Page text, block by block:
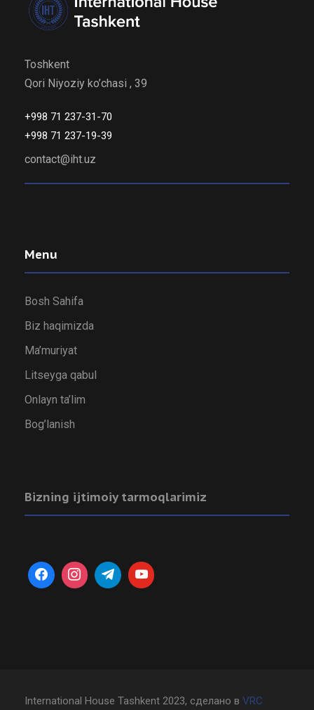
Toshkent
Qori Niyoziy ko’chasi , 39
+998 71 237-31-70
+998 71 237-19-39
contact@iht.uz
Menu
Bosh Sahifa
Biz haqimizda
Ma’muriyat
Litseyga qabul
Onlayn ta’lim
Bog’lanish
Bizning ijtimoiy tarmoqlarimiz
International House Tashkent 2023, сделано в VRC